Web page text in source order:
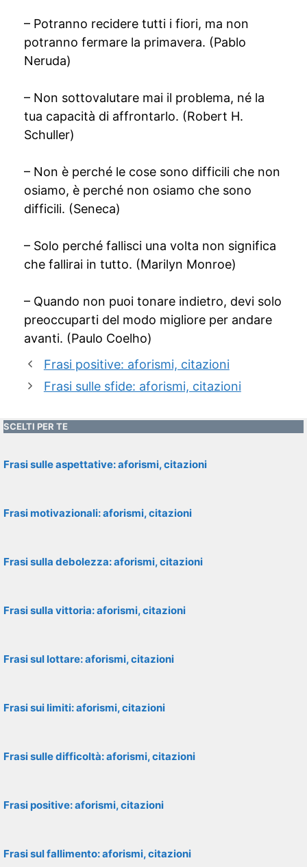
– Potranno recidere tutti i fiori, ma non
potranno fermare la primavera. (Pablo
Neruda)
– Non sottovalutare mai il problema, né la
tua capacità di affrontarlo. (Robert H.
Schuller)
– Non è perché le cose sono difficili che non
osiamo, è perché non osiamo che sono
difficili. (Seneca)
– Solo perché fallisci una volta non significa
che fallirai in tutto. (Marilyn Monroe)
– Quando non puoi tonare indietro, devi solo
preoccuparti del modo migliore per andare
avanti. (Paulo Coelho)
Frasi positive: aforismi, citazioni
Frasi sulle sfide: aforismi, citazioni
SCELTI PER TE
Frasi sulle aspettative: aforismi, citazioni
Frasi motivazionali: aforismi, citazioni
Frasi sulla debolezza: aforismi, citazioni
Frasi sulla vittoria: aforismi, citazioni
Frasi sul lottare: aforismi, citazioni
Frasi sui limiti: aforismi, citazioni
Frasi sulle difficoltà: aforismi, citazioni
Frasi positive: aforismi, citazioni
Frasi sul fallimento: aforismi, citazioni